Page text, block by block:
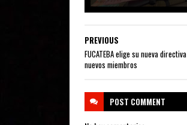
PREVIOUS
FUCATEBA elige su nueva
nuevos miembros
POST COMMENT